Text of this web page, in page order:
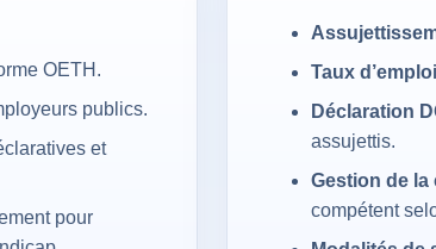
OETH.
publics.
et
pour
Taux
Déclaration
assujettis.
Gestion de
compétent